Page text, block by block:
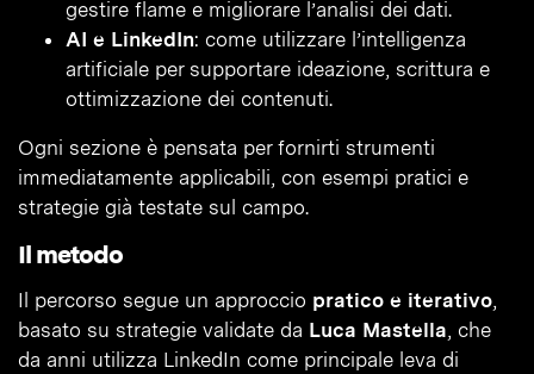
gestire flame e migliorare l’analisi dei dati.
AI e LinkedIn: come utilizzare l’intelligenza
artificiale per supportare ideazione, scrittura e
ottimizzazione dei contenuti.
Ogni sezione è pensata per fornirti strumenti
immediatamente applicabili, con esempi pratici e
strategie già testate sul campo.
Il metodo
Il percorso segue un approccio pratico e iterativo,
basato su strategie validate da Luca Mastella, che
da anni utilizza LinkedIn come principale leva di